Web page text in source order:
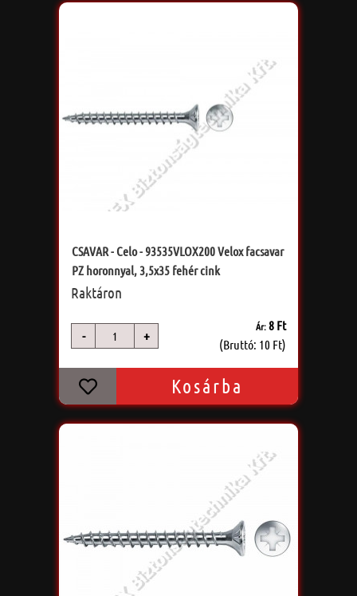
CSAVAR - Celo - 93535VLOX200 Velox facsavar
PZ horonnyal, 3,5x35 fehér cink
Raktáron
- +
Ár:8 Ft
(Bruttó: 10 Ft)
Kosárba